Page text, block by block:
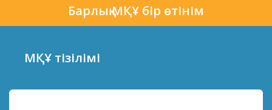
Барлық МҚҰ бір өтінім
МҚҰ тізілімі